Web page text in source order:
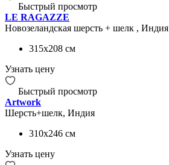
Быстрый просмотр
LE RAGAZZE
Новозеландская шерсть + шелк , Индия
315x208 см
Узнать цену
Быстрый просмотр
Artwork
Шерсть+шелк, Индия
310x246 см
Узнать цену